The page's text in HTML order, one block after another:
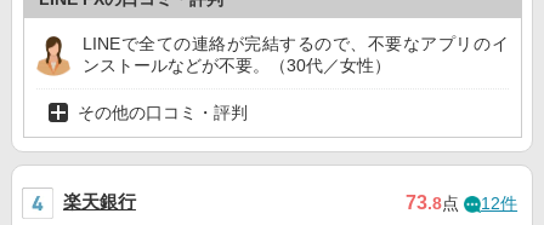
LINEで全ての連絡が完結するので、不要なアプリのイ
ンストールなどが不要。（30代／女性）
その他の口コミ・評判
楽天銀行 73.8点 12件